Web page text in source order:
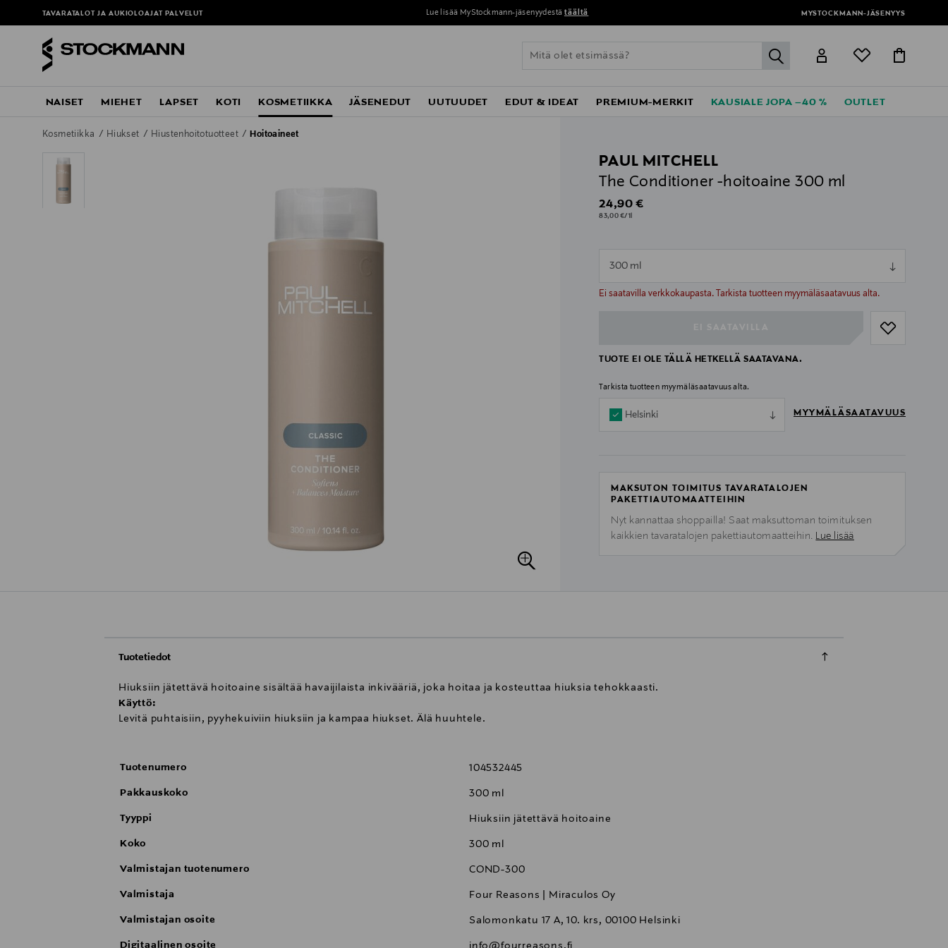
TAVARATALOT JA AUKIOLOAJAT PALVELUT Lue lisää MyStockmann-jäsenyydestä täältä MYSTOCKMANN-JÄSENYYS
label.header.go
NAISET MIEHET LAPSET KOTI KOSMETIIKKA JÄSENEDUT UUTUUDET EDUT & IDEAT PREMIUM-MERKIT KAUSIALE JOPA –40 % OUTLET
Kosmetiikka Hiukset Hiustenhoitotuotteet Hoitoaineet
PAUL MITCHELL
The Conditioner -hoitoaine 300 ml
Original Price
24,90 €
83,00 €/1l
300 ml
Ei saatavilla verkkokaupasta. Tarkista tuotteen myymäläsaatavuus alta.
null
TUOTE EI OLE TÄLLÄ HETKELLÄ SAATAVANA.
Tarkista tuotteen myymäläsaatavuus alta.
Helsinki MYYMÄLÄSAATAVUUS
MAKSUTON TOIMITUS TAVARATALOJEN
PAKETTIAUTOMAATTEIHIN
Nyt kannattaa shoppailla! Saat maksuttoman toimituksen
kaikkien tavaratalojen pakettiautomaatteihin. Lue lisää
Tuotetiedot
Hiuksiin jätettävä hoitoaine sisältää havaijilaista inkivääriä, joka hoitaa ja kosteuttaa hiuksia tehokkaasti.
Käyttö:
Levitä puhtaisiin, pyyhekuiviin hiuksiin ja kampaa hiukset. Älä huuhtele.
Tuotenumero 104532445
Pakkauskoko 300 ml
Tyyppi Hiuksiin jätettävä hoitoaine
Koko 300 ml
Valmistajan tuotenumero COND-300
Valmistaja Four Reasons | Miraculos Oy
Valmistajan osoite Salomonkatu 17 A, 10. krs, 00100 Helsinki
Digitaalinen osoite